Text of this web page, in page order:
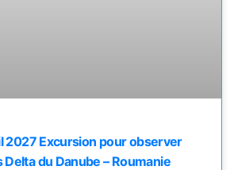
2027 Excursion pour observer
Delta du Danube – Roumanie